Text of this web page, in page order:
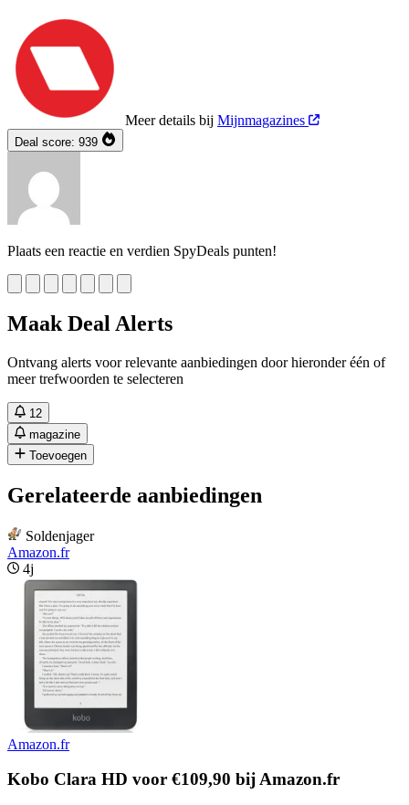
Meer details bij Mijnmagazines
Deal score: 939
Plaats een reactie en verdien SpyDeals punten!
Maak Deal Alerts
Ontvang alerts voor relevante aanbiedingen door hieronder één of
meer trefwoorden te selecteren
12
magazine
Toevoegen
Gerelateerde aanbiedingen
Soldenjager
Amazon.fr
4j
Amazon.fr
Kobo Clara HD voor €109,90 bij Amazon.fr